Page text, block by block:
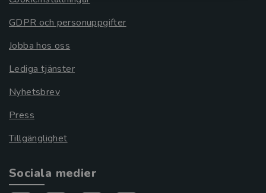
GDPR och personuppgifter
Jobba hos oss
Lediga tjänster
Nyhetsbrev
Press
Tillgänglighet
Sociala medier